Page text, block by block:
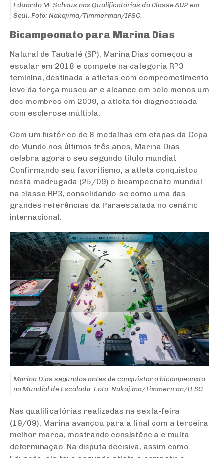
Eduardo M. Schaus nas Qualificatórias da Classe AU2 em
Seul. Foto: Nakajima/Timmerman/IFSC.
Bicampeonato para Marina Dias
Natural de Taubaté (SP), Marina Dias começou a
escalar em 2018 e compete na categoria RP3
feminina, destinada a atletas com comprometimento
leve da força muscular e alcance em pelo menos um
dos membros em 2009, a atleta foi diagnosticada
com esclerose múltipla.
Com um histórico de 8 medalhas em etapas da Copa
do Mundo nos últimos três anos, Marina Dias
celebra agora o seu segundo título mundial.
Confirmando seu favoritismo, a atleta conquistou
nesta madrugada (25/09) o bicampeonato mundial
na classe RP3, consolidando-se como uma das
grandes referências da Paraescalada no cenário
internacional.
Marina Dias segundos antes de conquistar o bicampeonato
no Mundial de Escalada. Foto: Nakajima/Timmerman/IFSC.
Nas qualificatórias realizadas na sexta-feira
(19/09), Marina avançou para a final com a terceira
melhor marca, mostrando consistência e muita
determinação. Na disputa decisiva, assim como